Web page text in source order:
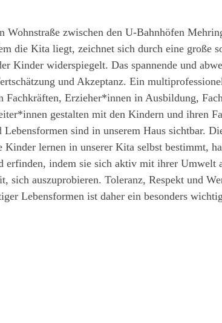
zwischen den U-Bahnhöfen
die Kita liegt, zeichnet sich durch eine große
Kinder widerspiegelt. Das spannende und
und Akzeptanz. Ein
Fachkräften, Erzieher*innen in Ausbildung,
gestalten mit den Kindern und ihren
sind in unserem Haus sichtbar.
Kinder lernen in unserer Kita selbst bestimmt,
erfinden, indem sie sich aktiv mit ihrer Umwelt
sich auszuprobieren. Toleranz, Respekt und
Lebensformen ist daher ein besonders